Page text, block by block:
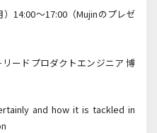
～17:00（Mujinのプレゼ
ドプロダクトエンジニア 博
and how it is tackled in